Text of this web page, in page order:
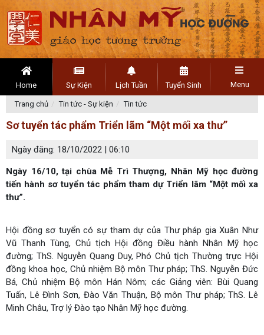
Home Sự Kiện Lịch Tuần Tuyển Sinh Menu
Trang chủ Tin tức - Sự kiện Tin tức
Sơ tuyển tác phẩm Triển lãm “Một mối xa thư”
Ngày đăng: 18/10/2022 | 06:10
Ngày 16/10, tại chùa Mễ Trì Thượng, Nhân Mỹ học đường
tiến hành sơ tuyển tác phẩm tham dự Triển lãm “Một mối xa
thư”.
Hội đồng sơ tuyển có sự tham dự của Thư pháp gia Xuân Như
Vũ Thanh Tùng, Chủ tịch Hội đồng Điều hành Nhân Mỹ học
đường; ThS. Nguyễn Quang Duy, Phó Chủ tịch Thường trực Hội
đồng khoa học, Chủ nhiệm Bộ môn Thư pháp; ThS. Nguyễn Đức
Bá, Chủ nhiệm Bộ môn Hán Nôm; các Giảng viên: Bùi Quang
Tuấn, Lê Đình Sơn, Đào Văn Thuận, Bộ môn Thư pháp; ThS. Lê
Minh Châu, Trợ lý Đào tạo Nhân Mỹ học đường.